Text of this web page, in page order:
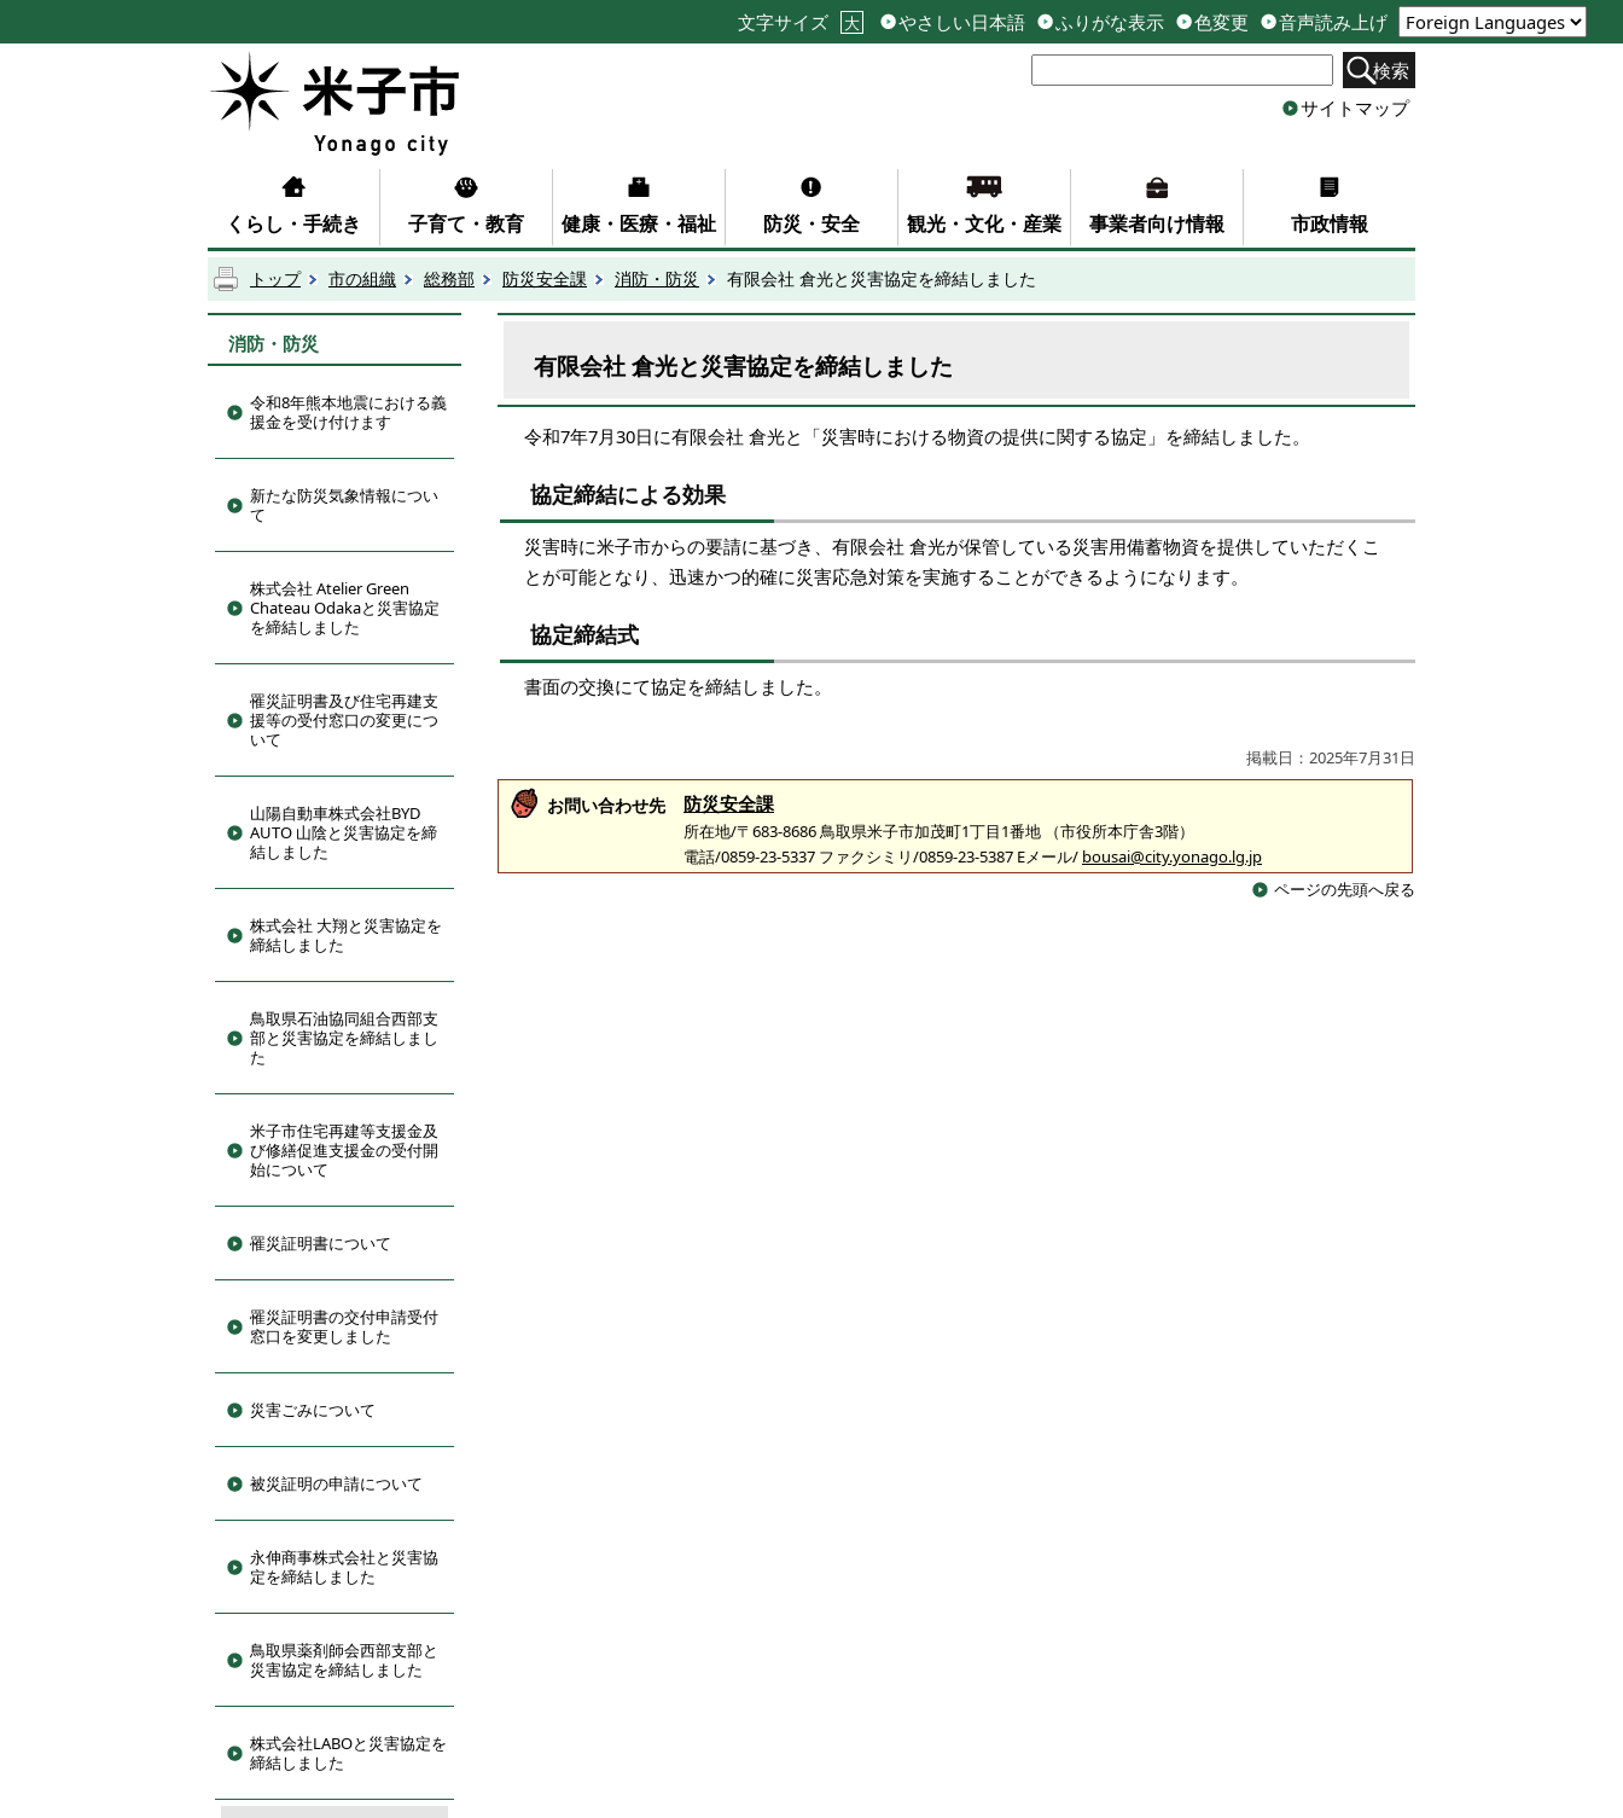
文字サイズ 大 やさしい日本語 ふりがな表示 色変更
音声読み上げ
検索
サイトマップ
くらし・手続き 子育て・教育 健康・医療・福祉 防災・安全 観光・文化・産業 事業者向け情報 市政情報
トップ 市の組織 総務部 防災安全課 消防・防災 有限会社 倉光と災害協定を締結しました
消防・防災
令和8年熊本地震における義
援金を受け付けます
新たな防災気象情報につい
て
株式会社 Atelier Green
Chateau Odakaと災害協定
を締結しました
罹災証明書及び住宅再建支
援等の受付窓口の変更につ
いて
山陽自動車株式会社BYD
AUTO 山陰と災害協定を締
結しました
株式会社 大翔と災害協定を
締結しました
鳥取県石油協同組合西部支
部と災害協定を締結しまし
た
米子市住宅再建等支援金及
び修繕促進支援金の受付開
始について
罹災証明書について
罹災証明書の交付申請受付
窓口を変更しました
災害ごみについて
被災証明の申請について
永伸商事株式会社と災害協
定を締結しました
鳥取県薬剤師会西部支部と
災害協定を締結しました
株式会社LABOと災害協定を
締結しました
有限会社 倉光と災害協定を締結しました
令和7年7月30日に有限会社 倉光と「災害時における物資の提供に関する協定」を締結しました。
協定締結による効果
災害時に米子市からの要請に基づき、有限会社 倉光が保管している災害用備蓄物資を提供していただくこ
とが可能となり、迅速かつ的確に災害応急対策を実施することができるようになります。
協定締結式
書面の交換にて協定を締結しました。
掲載日：2025年7月31日
お問い合わせ先 防災安全課
所在地/〒683-8686 鳥取県米子市加茂町1丁目1番地 （市役所本庁舎3階）
電話/0859-23-5337 ファクシミリ/0859-23-5387 Eメール/ bousai@city.yonago.lg.jp
ページの先頭へ戻る